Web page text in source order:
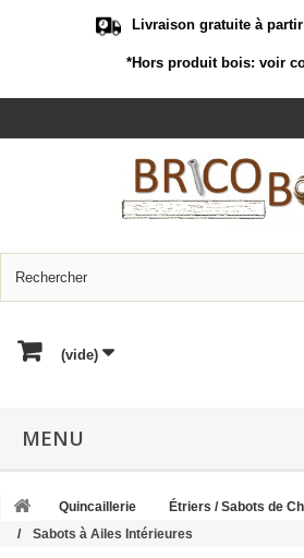
Livraison gratuite à partir
*Hors produit bois: voir
(vide)
MENU
Quincaillerie
Étriers / Sabots de
Sabots à Ailes Intérieures